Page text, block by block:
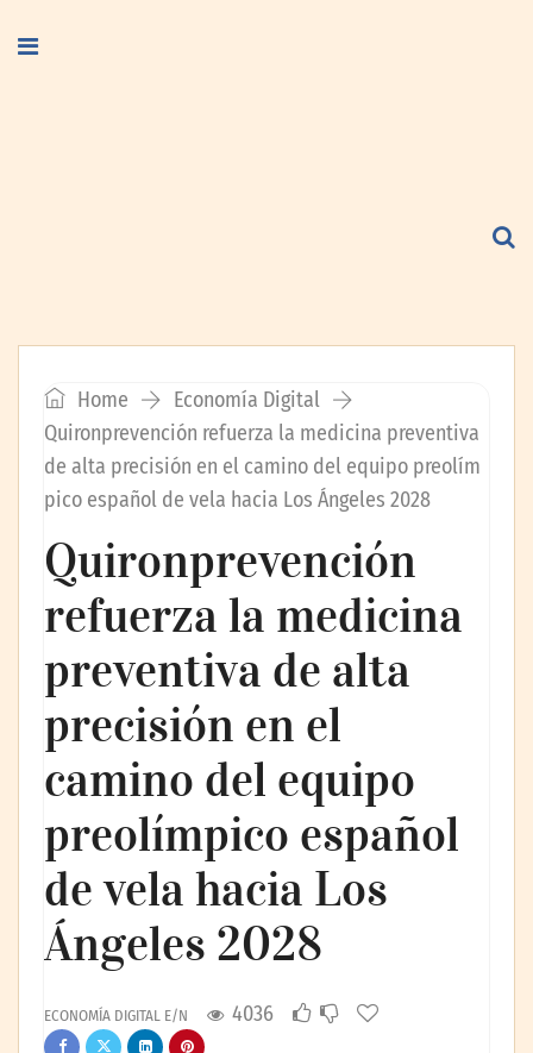
Home
Economía Digital
Quironprevención refuerza la medicina preventiva
de alta precisión en el camino del equipo preolím
pico español de vela hacia Los Ángeles 2028
Quironprevención
refuerza la medicina
preventiva de alta
precisión en el
camino del equipo
preolímpico español
de vela hacia Los
Ángeles 2028
ECONOMÍA DIGITAL E/N 4036